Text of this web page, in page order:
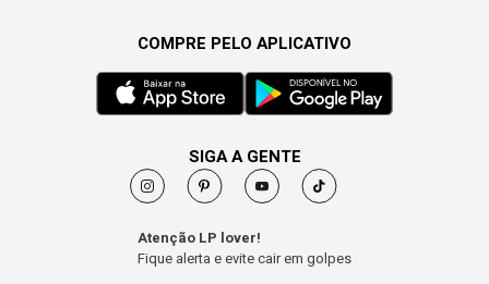
COMPRE PELO APLICATIVO
SIGA A GENTE
Atenção LP lover!
Fique alerta e evite cair em golpes